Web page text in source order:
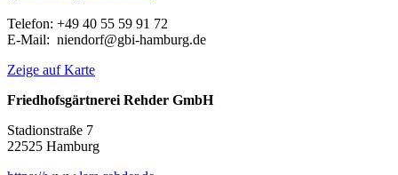
Telefon: +49 40 55 59 91 72
E-Mail: niendorf@gbi-hamburg.de
Zeige auf Karte
Friedhofsgärtnerei Rehder GmbH
Stadionstraße 7
22525 Hamburg